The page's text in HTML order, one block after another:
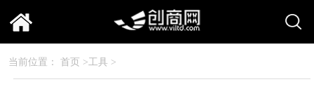
当前位置： 首页 >工具 >